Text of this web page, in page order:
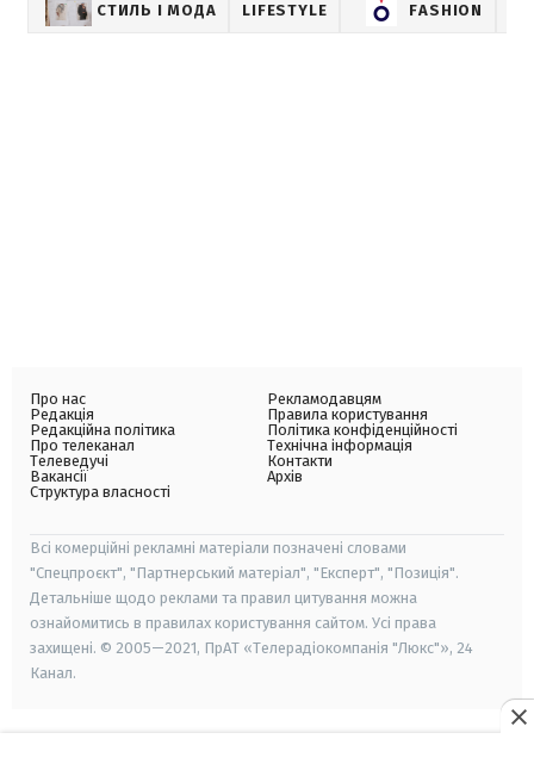
СТИЛЬ І МОДА LIFESTYLE FASHION
Про нас
Редакція
Редакційна політика
Про телеканал
Телеведучі
Вакансії
Структура власності
Рекламодавцям
Правила користування
Політика конфіденційності
Технічна інформація
Контакти
Архів
Всі комерційні рекламні матеріали позначені словами
"Спецпроєкт", "Партнерський матеріал", "Експерт", "Позиція".
Детальніше щодо реклами та правил цитування можна
ознайомитись в правилах користування сайтом. Усі права
захищені. © 2005—2021, ПрАТ «Телерадіокомпанія "Люкс"», 24
Канал.